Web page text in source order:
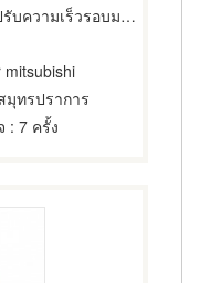
เตอร์ไฟฟ้า,ซ่อมมอเตอร์ไฟฟ้า
มุทรปราการ
: 7 ครั้ง